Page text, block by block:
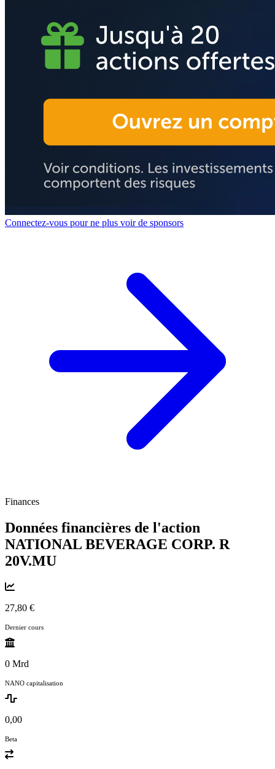
Connectez-vous pour ne plus voir de sponsors
Finances
Données financières de l'action
NATIONAL BEVERAGE CORP. R
20V.MU
27,80 €
Dernier cours
0 Mrd
NANO capitalisation
0,00
Beta